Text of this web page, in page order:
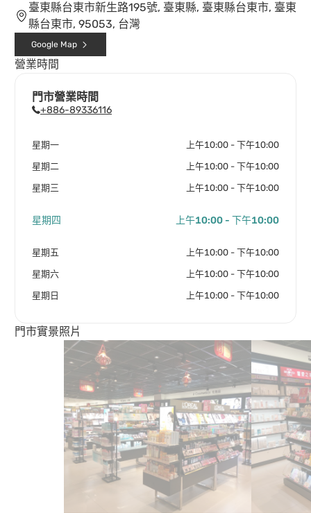
臺東縣台東市新生路195號, 臺東縣, 臺東縣台東市, 臺東
縣台東市, 95053, 台灣
Google Map
營業時間
門市營業時間
+886-89336116
星期一 上午10:00 - 下午10:00
星期二 上午10:00 - 下午10:00
星期三 上午10:00 - 下午10:00
星期四 上午10:00 - 下午10:00
星期五 上午10:00 - 下午10:00
星期六 上午10:00 - 下午10:00
星期日 上午10:00 - 下午10:00
門市實景照片